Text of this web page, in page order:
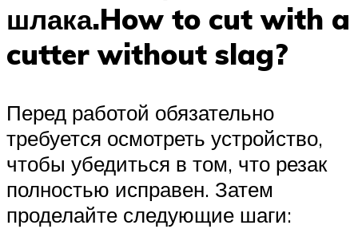
шлака.How to cut with a
cutter without slag?
Перед работой обязательно
требуется осмотреть устройство,
чтобы убедиться в том, что резак
полностью исправен. Затем
проделайте следующие шаги: